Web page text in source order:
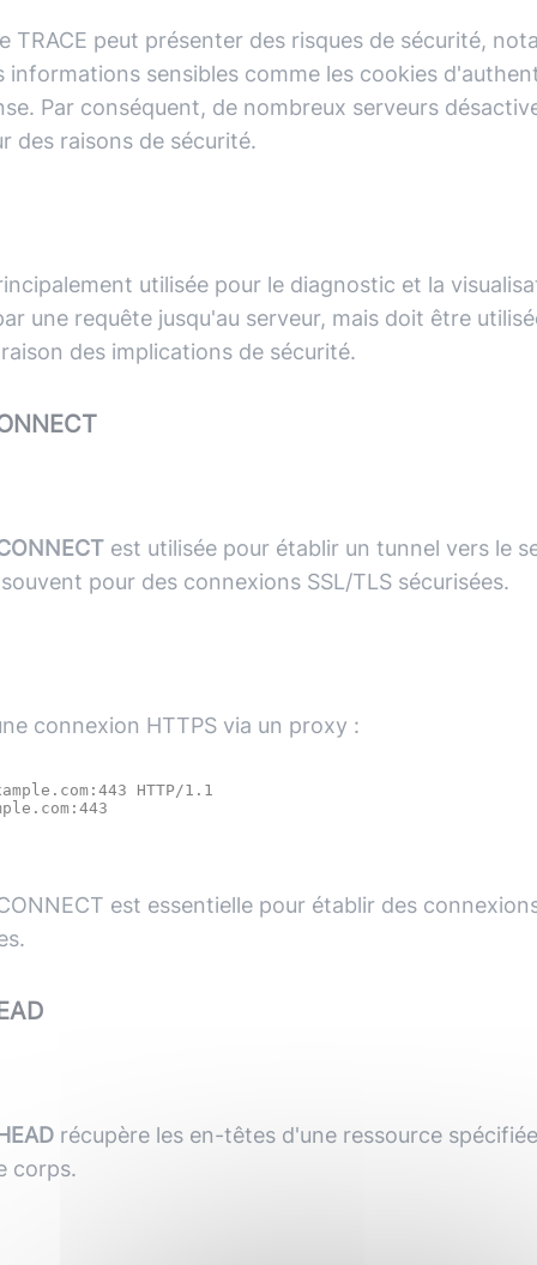
TRACE peut présenter des risques de sécurité,
informations sensibles comme les cookies
Par conséquent, de nombreux serveurs
des raisons de sécurité.
utilisée pour le diagnostic et la
une requête jusqu'au serveur, mais doit être
des implications de sécurité.
est utilisée pour établir un tunnel vers le
pour des connexions SSL/TLS sécurisées.
connexion HTTPS via un proxy :
HTTP/1.1
est essentielle pour établir des
récupère les en-têtes d'une ressource
corps.